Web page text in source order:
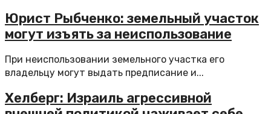
Юрист Рыбченко: земельный участок
могут изъять за неиспользование
При неиспользовании земельного участка его
владельцу могут выдать предписание и...
Хелберг: Израиль агрессивной